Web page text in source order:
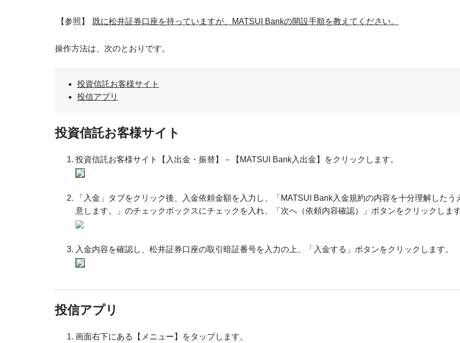
【参照】 既に松井証券口座を持っていますが、MATSUI Bankの開設手順を教えてください。
操作方法は、次のとおりです。
投資信託お客様サイト
投信アプリ
投資信託お客様サイト
投資信託お客様サイト【入出金・振替】－【MATSUI Bank入出金】をクリックします。
「入金」タブをクリック後、入金依頼金額を入力し、「MATSUI Bank入金規約の内容を十分理解したう
意します。」のチェックボックスにチェックを入れ、「次へ（依頼内容確認）」ボタンをクリックしま
入金内容を確認し、松井証券口座の取引暗証番号を入力の上、「入金する」ボタンをクリックします。
投信アプリ
画面右下にある【メニュー】をタップします。